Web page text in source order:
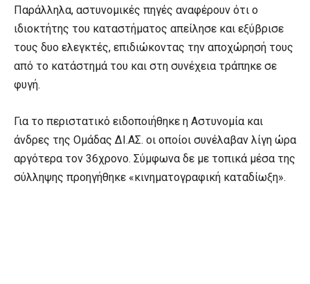
Παράλληλα, αστυνομικές πηγές αναφέρουν ότι ο
ιδιοκτήτης του καταστήματος απείλησε και εξύβρισε
τους δυο ελεγκτές, επιδιώκοντας την αποχώρησή τους
από το κατάστημά του και στη συνέχεια τράπηκε σε
φυγή.
Για το περιστατικό ειδοποιήθηκε η Αστυνομία και
άνδρες της Ομάδας ΔΙ.ΑΣ. οι οποίοι συνέλαβαν λίγη ώρα
αργότερα τον 36χρονο. Σύμφωνα δε με τοπικά μέσα της
σύλληψης προηγήθηκε «κινηματογραφική καταδίωξη».